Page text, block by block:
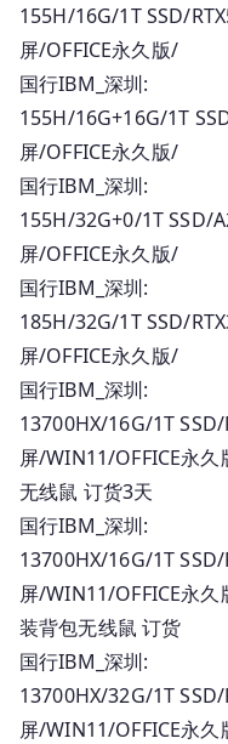
155H/16G/1T SSD/
屏/OFFICE永久
国行IBM_深圳:
155H/16G+16G/1T
屏/OFFICE永久
国行IBM_深圳:
155H/32G+0/1T SSD/
屏/OFFICE永久
国行IBM_深圳:
185H/32G/1T SSD/
屏/OFFICE永久
国行IBM_深圳
13700HX/16G/1T
屏/WIN11/
无线鼠 订货3天
国行IBM_深圳
13700HX/16G/1T
屏/WIN11/
装背包无线鼠 订货
国行IBM_深圳
13700HX/32G/1T
屏/WIN11/